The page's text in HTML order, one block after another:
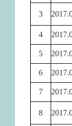
3
4
5
6
7
8